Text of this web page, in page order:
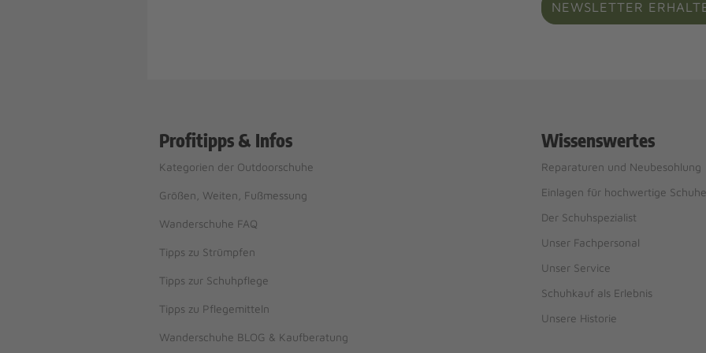
NEWSLETTER
Profitipps & Infos
Kategorien der Outdoorschuhe
Größen, Weiten, Fußmessung
Wanderschuhe FAQ
Tipps zu Strümpfen
Tipps zur Schuhpflege
Tipps zu Pflegemitteln
Wanderschuhe BLOG & Kaufberatung
Wissenswertes
Reparaturen und Neubesohlung
Einlagen für hochwertige Schuhe
Der Schuhspezialist
Unser Fachpersonal
Unser Service
Schuhkauf als Erlebnis
Unsere Historie